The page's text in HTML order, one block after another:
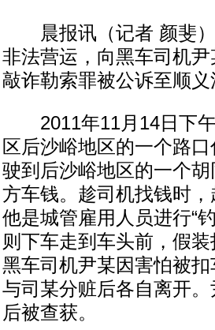
晨报讯（记者 颜斐）
非法营运，向黑车司机
敲诈勒索罪被公诉至顺义
2011年11月14日下午
区后沙峪地区的一个路
驶到后沙峪地区的一个
方车钱。趁司机找钱时
他是城管雇用人员进行“
则下车走到车头前，假
黑车司机尹某因害怕被扣
与司某分赃后各自离开
后被查获。